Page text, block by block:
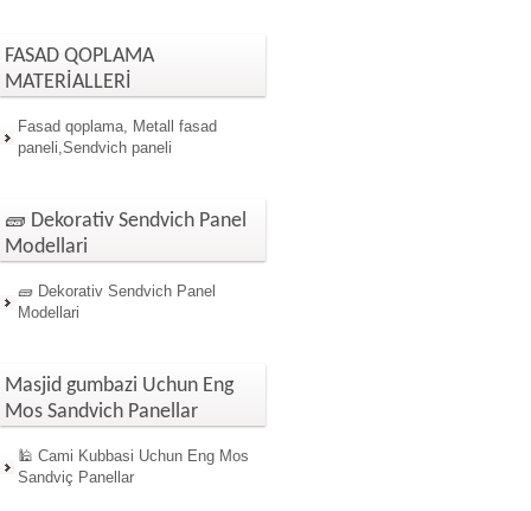
FASAD QOPLAMA
MATERİALLERİ
Fasad qoplama, Metall fasad
paneli,Sendvich paneli
🧱 Dekorativ Sendvich Panel
Modellari
🧱 Dekorativ Sendvich Panel
Modellari
Masjid gumbazi Uchun Eng
Mos Sandvich Panellar
🕌 Cami Kubbasi Uchun Eng Mos
Sandviç Panellar